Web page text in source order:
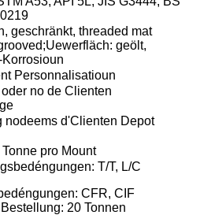
geschränkt, threaded mat
geölt,
Personnalisatioun
no de Clienten
nodeems d'Clienten Depot
pro Mount
T/T, L/C
CFR, CIF
20 Tonnen